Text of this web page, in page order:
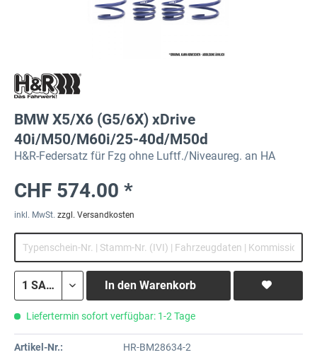
BMW X5/X6 (G5/6X) xDrive
40i/M50/M60i/25-40d/M50d
H&R-Federsatz für Fzg ohne Luftf./Niveaureg. an HA
CHF 574.00 *
inkl. MwSt. zzgl. Versandkosten
In den Warenkorb
Liefertermin sofort verfügbar: 1-2 Tage
Artikel-Nr.: HR-BM28634-2